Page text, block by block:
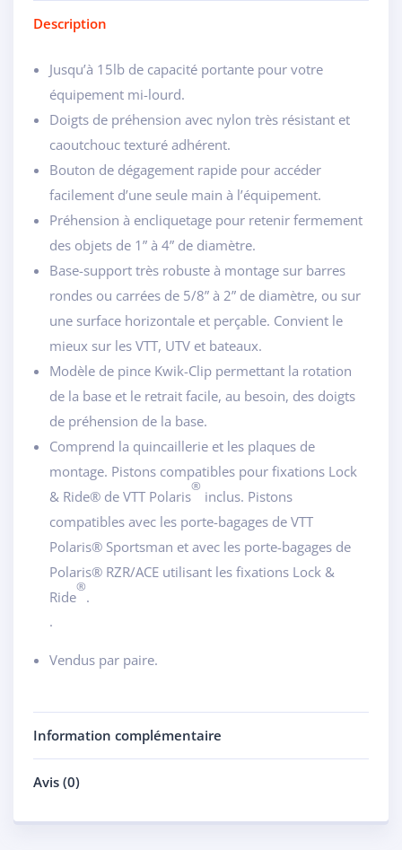
Description
Jusqu’à 15lb de capacité portante pour votre
équipement mi-lourd.
Doigts de préhension avec nylon très résistant et
caoutchouc texturé adhérent.
Bouton de dégagement rapide pour accéder
facilement d’une seule main à l’équipement.
Préhension à encliquetage pour retenir fermement
des objets de 1” à 4” de diamètre.
Base-support très robuste à montage sur barres
rondes ou carrées de 5/8” à 2” de diamètre, ou sur
une surface horizontale et perçable. Convient le
mieux sur les VTT, UTV et bateaux.
Modèle de pince Kwik-Clip permettant la rotation
de la base et le retrait facile, au besoin, des doigts
de préhension de la base.
Comprend la quincaillerie et les plaques de
montage. Pistons compatibles pour fixations Lock
& Ride® de VTT Polaris
®
inclus. Pistons
compatibles avec les porte-bagages de VTT
Polaris® Sportsman et avec les porte-bagages de
Polaris® RZR/ACE utilisant les fixations Lock &
Ride
®
.
.
Vendus par paire.
Information complémentaire
Avis (0)